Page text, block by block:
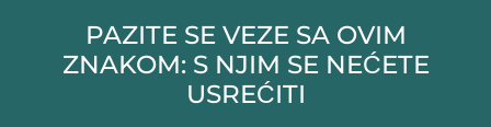
PAZITE SE VEZE SA OVIM
ZNAKOM: S NJIM SE NEĆETE
USREĆITI